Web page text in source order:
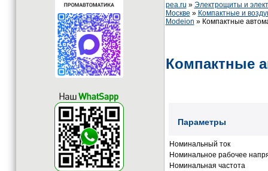
pea.ru » Электрощиты и
Москве » Компактные и
Modeion » Компактные
Компактные
Параметры
Номинальный ток
Номинальное рабочее
Номинальная частота